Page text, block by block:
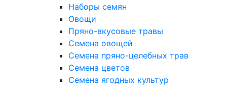
Наборы семян
Овощи
Пряно-вкусовые травы
Семена овощей
Семена пряно-целебных трав
Семена цветов
Семена ягодных культур